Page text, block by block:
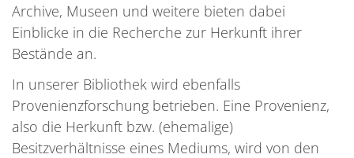
Archive, Museen und weitere bieten dabei
Einblicke in die Recherche zur Herkunft ihrer
Bestände an.
In unserer Bibliothek wird ebenfalls
Provenienzforschung betrieben. Eine Provenienz,
also die Herkunft bzw. (ehemalige)
Besitzverhältnisse eines Mediums, wird von den